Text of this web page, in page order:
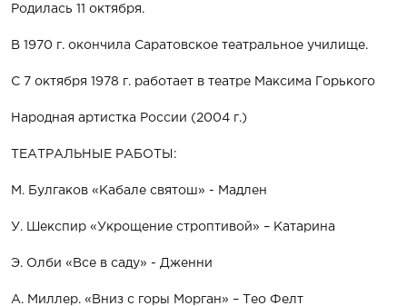
Родилась 11 октября.
В 1970 г. окончила Саратовское театральное училище.
С 7 октября 1978 г. работает в театре Максима Горького
Народная артистка России (2004 г.)
ТЕАТРАЛЬНЫЕ РАБОТЫ:
М. Булгаков «Кабале святош» - Мадлен
У. Шекспир «Укрощение строптивой» – Катарина
Э. Олби «Все в саду» - Дженни
А. Миллер. «Вниз с горы Морган» – Тео Фелт